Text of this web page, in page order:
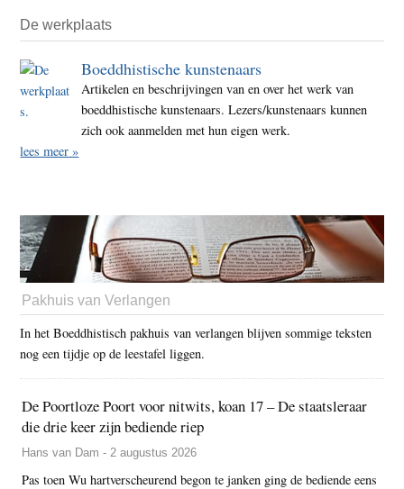
De werkplaats
Boeddhistische kunstenaars
Artikelen en beschrijvingen van en over het werk van
boeddhistische kunstenaars. Lezers/kunstenaars kunnen
zich ook aanmelden met hun eigen werk.
lees meer »
Pakhuis van Verlangen
In het Boeddhistisch pakhuis van verlangen blijven sommige teksten
nog een tijdje op de leestafel liggen.
De Poortloze Poort voor nitwits, koan 17 – De staatsleraar
die drie keer zijn bediende riep
Hans van Dam - 2 augustus 2026
Pas toen Wu hartverscheurend begon te janken ging de bediende eens